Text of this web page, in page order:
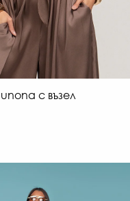
с възел